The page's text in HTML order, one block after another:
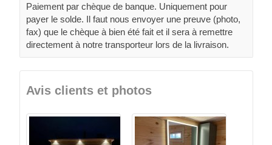
Paiement par chèque de banque. Uniquement pour
payer le solde. Il faut nous envoyer une preuve (photo,
fax) que le chèque à bien été fait et il sera à remettre
directement à notre transporteur lors de la livraison.
Avis clients et photos